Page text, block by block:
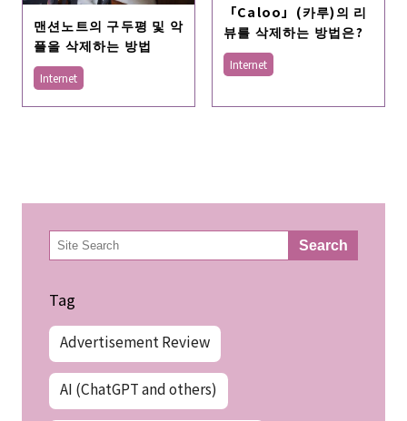
맨션노트의 구두평 및 악
플을 삭제하는 방법
Internet
「Caloo」(카루)의 리
뷰를 삭제하는 방법은?
Internet
検
索 Search
Tag
Advertisement Review
AI (ChatGPT and others)